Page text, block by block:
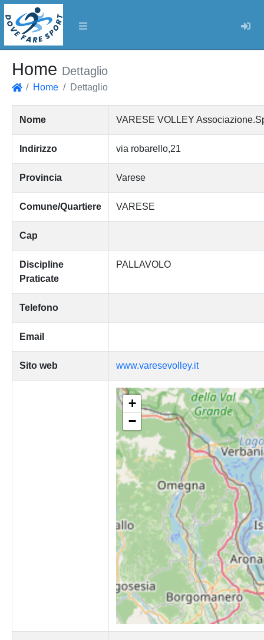
Home Dettaglio
Home Dettaglio
Nome VARESE VOLLEY
Indirizzo via robarello,21
Provincia Varese
Comune/Quartiere VARESE
Cap
Discipline
Praticate
PALLAVOLO
Telefono
Email
Sito web www.varesevolley.it
+
−